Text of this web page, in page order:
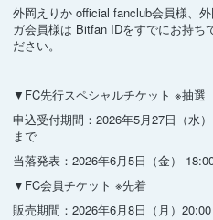
外岡えりか official fanclub会員様、
ガ会員様は Bitfan IDをすでにお持ち
ださい。
▼FC先行スペシャルチケット ※抽選
申込受付期間：2026年5月27日（水
まで
当落発表：2026年6月5日（金）
▼FC会員チケット ※先着
販売期間：2026年6月8日（月）